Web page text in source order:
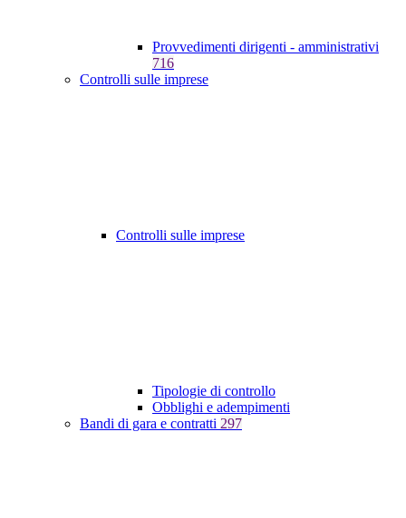
Provvedimenti dirigenti - amministrativi
716
Controlli sulle imprese
Controlli sulle imprese
Tipologie di controllo
Obblighi e adempimenti
Bandi di gara e contratti 297